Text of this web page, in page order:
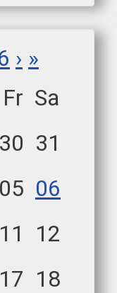
› »
Fr Sa
30 31
05 06
11
12
17 18